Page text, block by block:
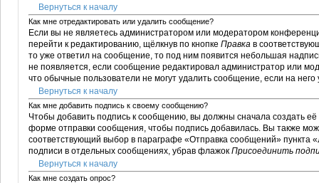
Вернуться к началу
Как мне отредактировать или удалить сообщение?
Если вы не являетесь администратором или модератором
перейти к редактированию, щёлкнув по кнопке Правка в
то уже ответил на сообщение, то под ним появится небольшая
не появляется, если сообщение редактировал администратор или
что обычные пользователи не могут удалить сообщение, если на него
Вернуться к началу
Как мне добавить подпись к своему сообщению?
Чтобы добавить подпись к сообщению, вы должны сначала создать
форме отправки сообщения, чтобы подпись добавилась. Вы также
соответствующий выбор в параграфе «Отправка сообщений» пункта
подписи в отдельных сообщениях, убрав флажок Присоединить
Вернуться к началу
Как мне создать опрос?